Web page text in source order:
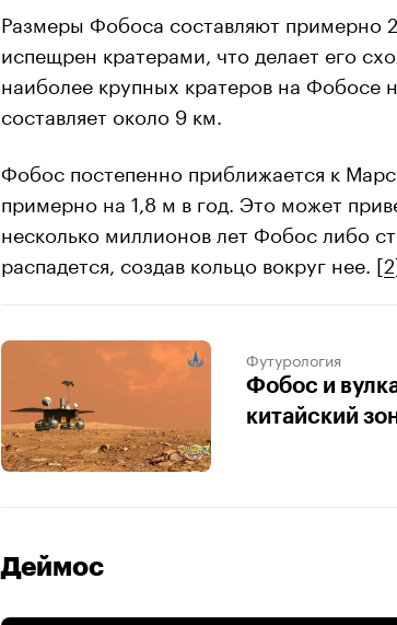
Размеры Фобоса составляют примерно
испещрен кратерами, что делает его
наиболее крупных кратеров на Фобосе
составляет около 9 км.
Фобос постепенно приближается к
примерно на 1,8 м в год. Это может
несколько миллионов лет Фобос либо
распадется, создав кольцо вокруг нее. [2
Футурология
Фобос и
китайский
Деймос